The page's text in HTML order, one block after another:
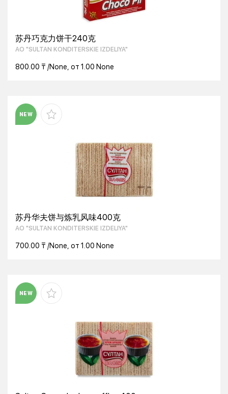
苏丹巧克力饼干240克
AO "SULTAN KONDITERSKIE IZDELIYA"
800.00 ₸ /None, от 1.00 None
NEW
苏丹华夫饼与炼乳风味400克
AO "SULTAN KONDITERSKIE IZDELIYA"
700.00 ₸ /None, от 1.00 None
NEW